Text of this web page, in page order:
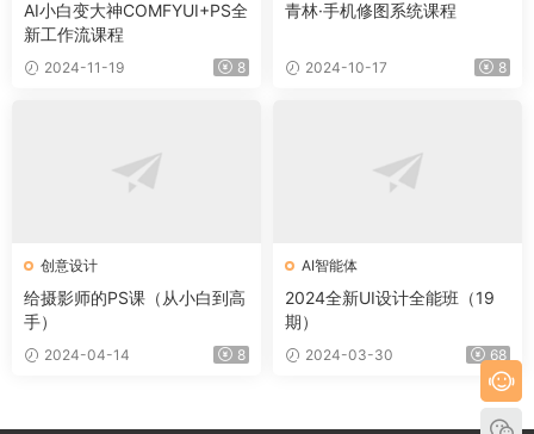
AI小白变大神COMFYUI+PS全
新工作流课程
2024-11-19 8
青林·手机修图系统课程
2024-10-17 8
创意设计
给摄影师的PS课（从小白到高
手）
2024-04-14 8
AI智能体
2024全新UI设计全能班（19
期）
2024-03-30 68